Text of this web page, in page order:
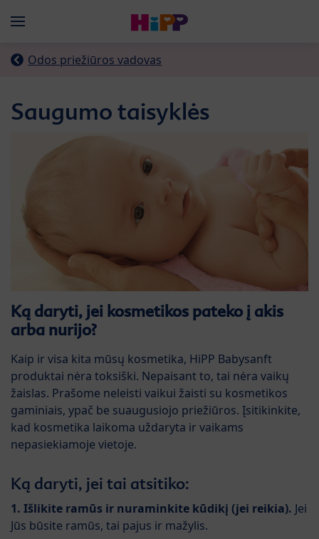
Menü
Odos priežiūros vadovas
Saugumo taisyklės
Ką daryti, jei kosmetikos pateko į akis
arba nurijo?
Kaip ir visa kita mūsų kosmetika, HiPP Babysanft
produktai nėra toksiški. Nepaisant to, tai nėra vaikų
žaislas. Prašome neleisti vaikui žaisti su kosmetikos
gaminiais, ypač be suaugusiojo priežiūros. Įsitikinkite,
kad kosmetika laikoma uždaryta ir vaikams
nepasiekiamoje vietoje.
Ką daryti, jei tai atsitiko:
1. Išlikite ramūs ir nuraminkite kūdikį (jei reikia). Jei
Jūs būsite ramūs, tai pajus ir mažylis.